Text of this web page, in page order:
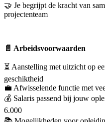
🤝 Je begrijpt de kracht van
projectenteam
📄 Arbeidsvoorwaarden
⏳ Aanstelling met uitzicht op
geschiktheid
💼 Afwisselende functie met
💰 Salaris passend bij jouw
6.000